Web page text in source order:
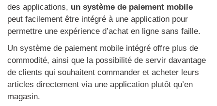
des applications, un système de paiement mobile
peut facilement être intégré à une application pour
permettre une expérience d’achat en ligne sans faille.
Un système de paiement mobile intégré offre plus de
commodité, ainsi que la possibilité de servir davantage
de clients qui souhaitent commander et acheter leurs
articles directement via une application plutôt qu’en
magasin.